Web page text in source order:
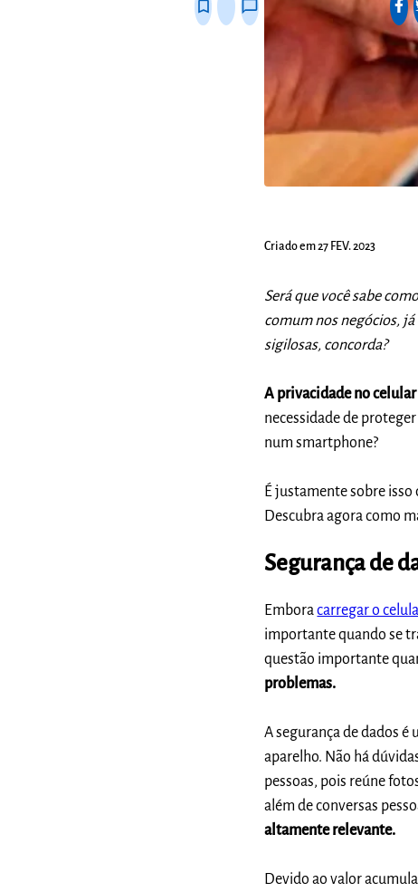
bookmark_border thumb_up_alt chat_bubble_outline
Criado em 27 FEV. 2023
Será que você sabe
comum nos negócios,
sigilosas, concorda?
A privacidade no
necessidade de
num smartphone?
É justamente sobre
Descubra agora como
Segurança de
Emboracarregar o
importante quando se
questão importante
problemas.
A segurança de dados
aparelho. Não há
pessoas, pois reúne
além de conversas
altamente relevante.
Devido ao valor